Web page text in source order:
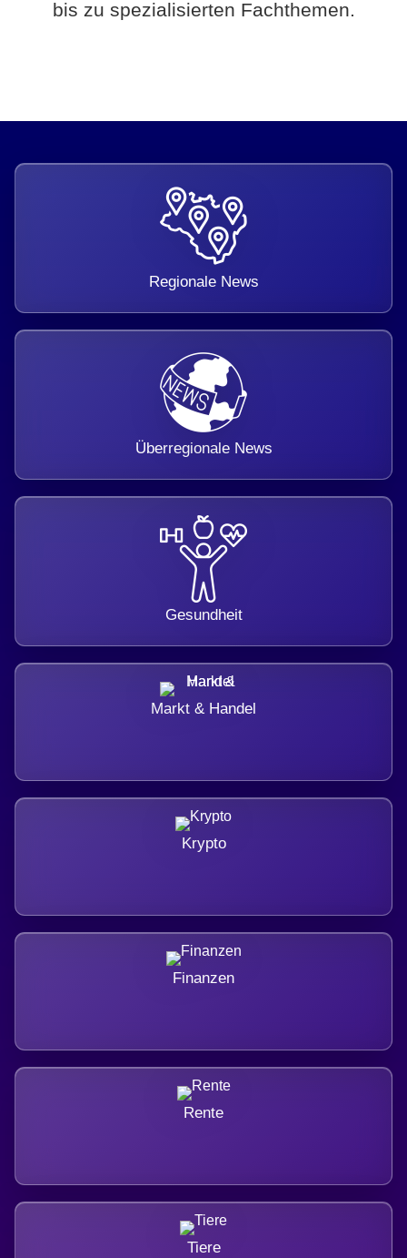
bis zu spezialisierten Fachthemen.
Regionale News
Überregionale News
Gesundheit
Markt & Handel
Krypto
Finanzen
Rente
Tiere